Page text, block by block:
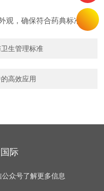
，确保符合药典标准‌。
生管理标准
高效应用
际
众号了解更多信息